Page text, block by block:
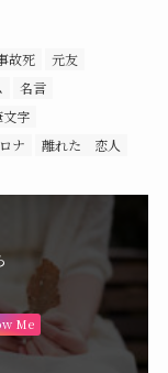
故死
元友
名言
文字
ナ 離れた 恋人
Me